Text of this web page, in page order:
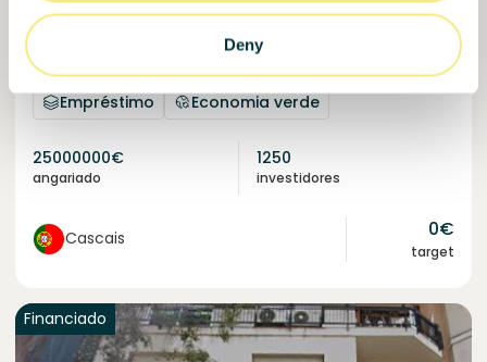
Deny
Chefs on Fire V
Boutique festival multi premiado de gastronomia
sustentável.
Empréstimo
Economia verde
25000000€
angariado
1250
investidores
Cascais 0€
target
Financiado